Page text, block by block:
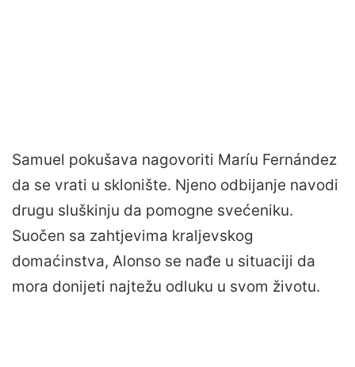
Samuel pokušava nagovoriti Maríu Fernández
da se vrati u sklonište. Njeno odbijanje navodi
drugu sluškinju da pomogne svećeniku.
Suočen sa zahtjevima kraljevskog
domaćinstva, Alonso se nađe u situaciji da
mora donijeti najtežu odluku u svom životu.